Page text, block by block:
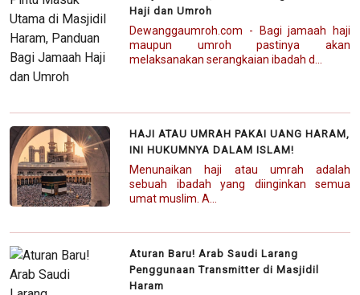
Haji dan Umroh
Dewanggaumroh.com - Bagi jamaah haji
maupun umroh pastinya akan
melaksanakan serangkaian ibadah d...
HAJI ATAU UMRAH PAKAI UANG HARAM,
INI HUKUMNYA DALAM ISLAM!
Menunaikan haji atau umrah adalah
sebuah ibadah yang diinginkan semua
umat muslim. A...
Aturan Baru! Arab Saudi Larang
Penggunaan Transmitter di Masjidil
Haram